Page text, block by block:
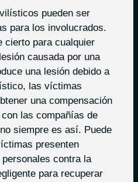
pueden ser
para los involucrados.
cierto para cualquier
causada por una
una lesión debido a
las víctimas
una compensación
las compañías de
siempre es así. Puede
presenten
contra la
para recuperar